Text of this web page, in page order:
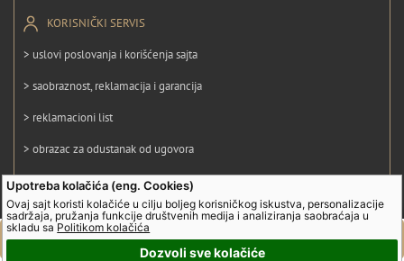
Upotreba kolačića (eng. Cookies)
Ovaj sajt koristi kolačiće u cilju boljeg korisničkog iskustva, personalizacije
sadržaja, pružanja funkcije društvenih medija i analiziranja saobraćaja u
skladu sa Politikom kolačića
Dozvoli sve kolačiće
KORISNIČKI SERVIS
> uslovi poslovanja i korišćenja sajta
> saobraznost, reklamacija i garancija
> reklamacioni list
> obrazac za odustanak od ugovora
> politika privatnosti
> politika kolačića